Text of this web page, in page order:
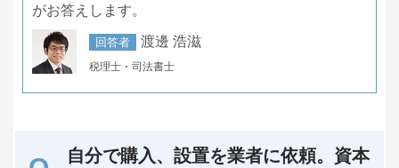
がお答えします。
回答者 渡邊 浩滋
税理士・司法書士
自分で購入、設置を業者に依頼。資本